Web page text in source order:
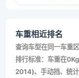
车重相近排名
查询车型在同一车重
排行标准：车重在
2014)、手动挡、统